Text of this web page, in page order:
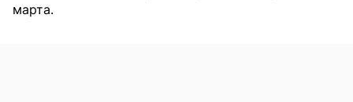
марта.